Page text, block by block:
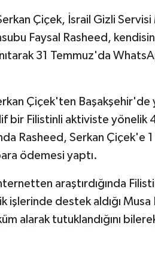
Çiçek, İsrail Gizli Servisi
Faysal Rasheed,
31 Temmuz'da
Çiçek'ten
bir Filistinli aktiviste yönelik
Rasheed, Serkan Çiçek'e
ödemesi yaptı.
araştırdığında
destek aldığı Musa
alarak tutuklandığını